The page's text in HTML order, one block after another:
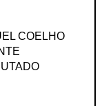
COELHO